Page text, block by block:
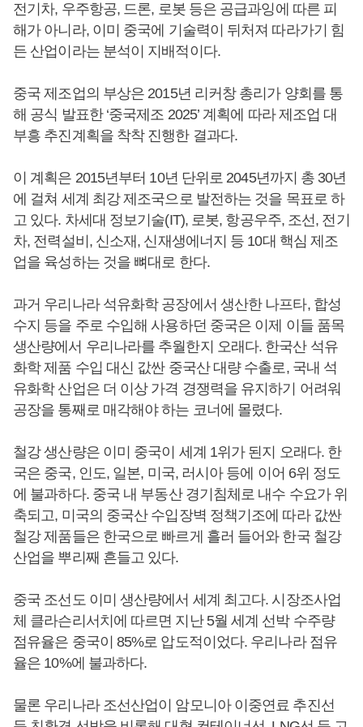
전기차, 우주항공, 드론, 로봇 등은 공급과잉에 따른 피
해가 아니라, 이미 중국에 기술력이 뒤처져 따라가기 힘
든 산업이라는 분석이 지배적이다.
중국 제조업의 부상은 2015년 리커창 총리가 양회를 통
해 공식 발표한 ‘중국제조 2025’ 계획에 따라 제조업 대
부흥 추진계획을 착착 진행한 결과다.
이 계획은 2015년부터 10년 단위로 2045년까지 총 30년
에 걸쳐 세계 최강 제조국으로 발전하는 것을 목표로 하
고 있다. 차세대 정보기술(IT), 로봇, 항공우주, 조선, 전기
차, 전력설비, 신소재, 신재생에너지 등 10대 핵심 제조
업을 육성하는 것을 뼈대로 한다.
과거 우리나라 석유화학 공장에서 생산한 나프타, 합성
수지 등을 주로 수입해 사용하던 중국은 이제 이들 품목
생산량에서 우리나라를 추월한지 오래다. 한국산 석유
화학 제품 수입 대신 값싼 중국산 대량 수출로, 국내 석
유화학 산업은 더 이상 가격 경쟁력을 유지하기 어려워
공장을 통째로 매각해야 하는 코너에 몰렸다.
철강 생산량은 이미 중국이 세계 1위가 된지 오래다. 한
국은 중국, 인도, 일본, 미국, 러시아 등에 이어 6위 정도
에 불과하다. 중국 내 부동산 경기침체로 내수 수요가 위
축되고, 미국의 중국산 수입장벽 정책기조에 따라 값싼
철강 제품들은 한국으로 빠르게 흘러 들어와 한국 철강
산업을 뿌리째 흔들고 있다.
중국 조선도 이미 생산량에서 세계 최고다. 시장조사업
체 클라슨리서치에 따르면 지난 5월 세계 선박 수주량
점유율은 중국이 85%로 압도적이었다. 우리나라 점유
율은 10%에 불과하다.
물론 우리나라 조선산업이 암모니아 이중연료 추진선